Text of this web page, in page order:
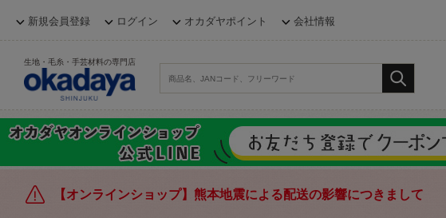
新規会員登録 ログイン オカダヤポイント 会社情報
生地・毛糸・手芸材料の専門店
【オンラインショップ】熊本地震による配送の影響につきまして